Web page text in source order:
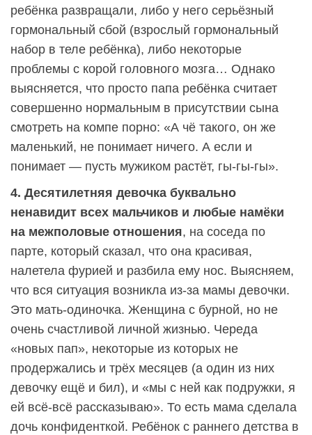
ребёнка развращали, либо у него серьёзный
гормональный сбой (взрослый гормональный
набор в теле ребёнка), либо некоторые
проблемы с корой головного мозга… Однако
выясняется, что просто папа ребёнка считает
совершенно нормальным в присутствии сына
смотреть на компе порно: «А чё такого, он же
маленький, не понимает ничего. А если и
понимает — пусть мужиком растёт, гы-гы-гы».
4. Десятилетняя девочка буквально
ненавидит всех мальчиков и любые намёки
на межполовые отношения, на соседа по
парте, который сказал, что она красивая,
налетела фурией и разбила ему нос. Выясняем,
что вся ситуация возникла из-за мамы девочки.
Это мать-одиночка. Женщина с бурной, но не
очень счастливой личной жизнью. Череда
«новых пап», некоторые из которых не
продержались и трёх месяцев (а один из них
девочку ещё и бил), и «мы с ней как подружки, я
ей всё-всё рассказываю». То есть мама сделала
дочь конфиденткой. Ребёнок с раннего детства в